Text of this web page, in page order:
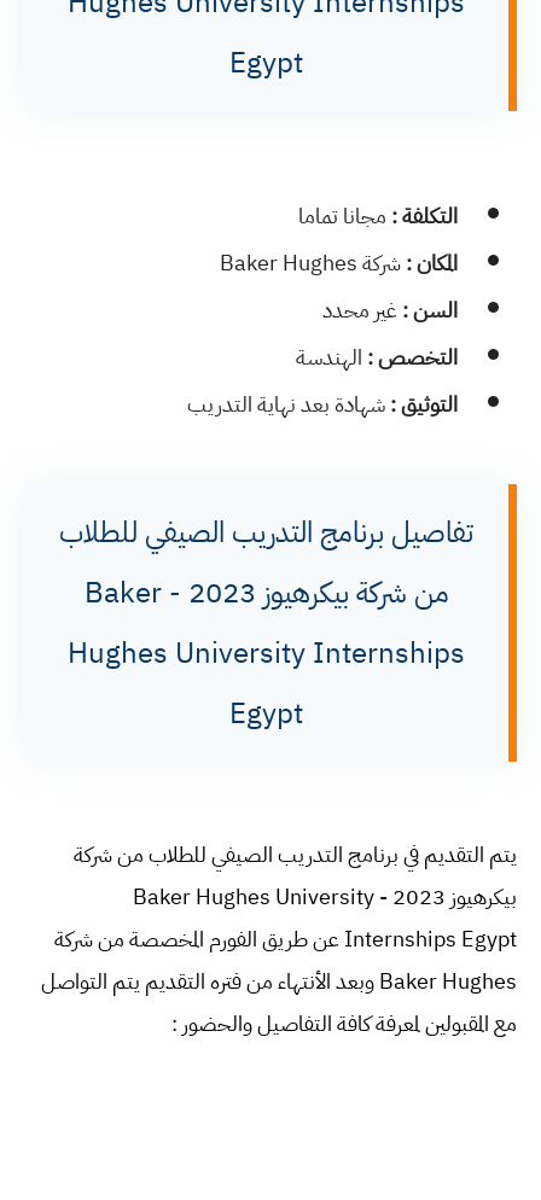
Egypt
التكلفة : مجانا تماما
المكان :شركة Baker Hughes
السن : غير محدد
التخصص : الهندسة
التوثيق :شهادة بعد نهاية التدريب
تفاصيل برنامج التدريب الصيفي للطلاب
من شركة بيكرهيوز 2023 - Baker
Hughes University Internships
Egypt
يتم التقديم في برنامج التدريب الصيفي للطلاب من شركة
بيكرهيوز 2023 - Baker Hughes University
Internships Egypt عن طريق الفورم المخصصة من شركة
Baker Hughes وبعد الأنتهاء من فتره التقديم يتم التواصل
مع المقبولين لمعرفة كافة التفاصيل والحضور :